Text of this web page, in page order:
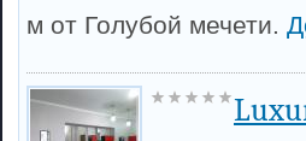
м от Голубой мечети.